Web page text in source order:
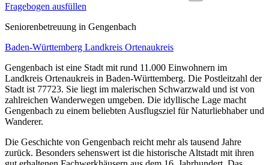
Fragebogen ausfüllen
Senioren­betreuung in Gengenbach
Baden-Württemberg Landkreis Ortenaukreis
Gengenbach ist eine Stadt mit rund 11.000 Einwohnern im
Landkreis Ortenaukreis in Baden-Württemberg. Die Postleitzahl der
Stadt ist 77723. Sie liegt im malerischen Schwarzwald und ist von
zahlreichen Wanderwegen umgeben. Die idyllische Lage macht
Gengenbach zu einem beliebten Ausflugsziel für Naturliebhaber und
Wanderer.
Die Geschichte von Gengenbach reicht mehr als tausend Jahre
zurück. Besonders sehenswert ist die historische Altstadt mit ihren